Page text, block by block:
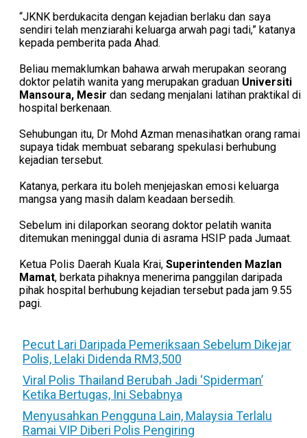
“JKNK berdukacita dengan kejadian berlaku dan saya
sendiri telah menziarahi keluarga arwah pagi tadi,” katanya
kepada pemberita pada Ahad.
Beliau memaklumkan bahawa arwah merupakan seorang
doktor pelatih wanita yang merupakan graduan Universiti
Mansoura, Mesir dan sedang menjalani latihan praktikal di
hospital berkenaan.
Sehubungan itu, Dr Mohd Azman menasihatkan orang ramai
supaya tidak membuat sebarang spekulasi berhubung
kejadian tersebut.
Katanya, perkara itu boleh menjejaskan emosi keluarga
mangsa yang masih dalam keadaan bersedih.
Sebelum ini dilaporkan seorang doktor pelatih wanita
ditemukan meninggal dunia di asrama HSIP pada Jumaat.
Ketua Polis Daerah Kuala Krai, Superintenden Mazlan
Mamat, berkata pihaknya menerima panggilan daripada
pihak hospital berhubung kejadian tersebut pada jam 9.55
pagi.
Pecut Lari Daripada Pemeriksaan Sebelum Dikejar
Polis, Lelaki Didenda RM3,500
Viral Polis Thailand Berubah Jadi ‘Spiderman’
Ketika Bertugas, Ini Sebabnya
Menyusahkan Pengguna Lain, Malaysia Terlalu
Ramai VIP Diberi Polis Pengiring